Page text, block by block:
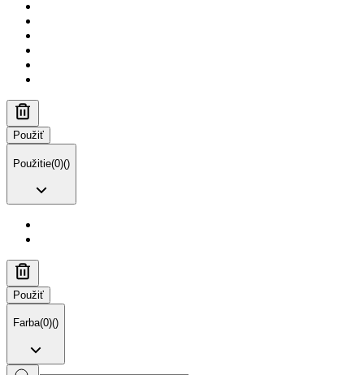
Použiť
Použitie(0)()
Použiť
Farba(0)()